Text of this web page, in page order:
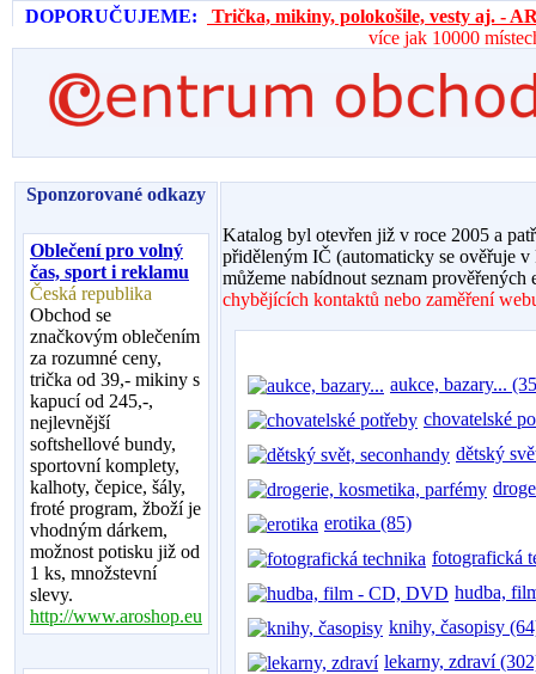
DOPORUČUJEME:
Trička, mikiny, polokošile, vesty aj. -
více jak 10000
Sponzorované odkazy
Oblečení pro volný
čas, sport i reklamu
Česká republika
Obchod se
značkovým oblečením
za rozumné ceny,
trička od 39,- mikiny s
kapucí od 245,-,
nejlevnější
softshellové bundy,
sportovní komplety,
kalhoty, čepice, šály,
froté program, žboží je
vhodným dárkem,
možnost potisku již od
1 ks, množstevní
slevy.
http://www.aroshop.eu
Katalog byl otevřen již v roce 2005 a
přiděleným IČ (automaticky se ověřuje
můžeme nabídnout seznam
chybějících kontaktů nebo zaměření
aukce, bazary...
chovatelské
dětský
erotika (85)
fotografická
hudba,
knihy, časopisy
lekarny, zdraví